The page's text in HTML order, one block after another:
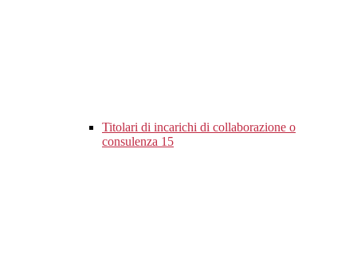
Titolari di incarichi di collaborazione o
consulenza 15